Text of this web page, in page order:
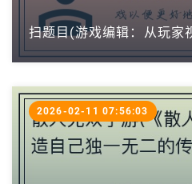
扫题目(游戏编辑：从玩家
2026-02-11 07:56:03